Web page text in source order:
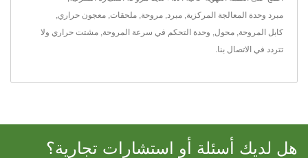
مبرد وحدة المعالجة المركزية, مبرد, مروحة, ملحقات, معجون حراري,
كابل المروحة, محول, وحدة التحكم في سرعة المروحة, مشتت حراري ولا
تتردد في الاتصال بنا.
هل لديك أسئلة أو استشارات تجارية؟